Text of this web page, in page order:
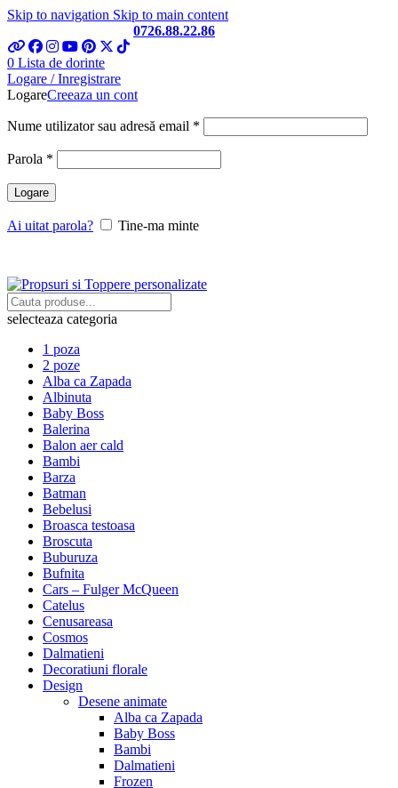
Skip to navigation Skip to main content
0726.88.22.86
0 Lista de dorinte
Logare / Inregistrare
LogareCreeaza un cont
Nume utilizator sau adresă email *
Parola *
Logare
Ai uitat parola? Tine-ma minte
selecteaza categoria
1 poza
2 poze
Alba ca Zapada
Albinuta
Baby Boss
Balerina
Balon aer cald
Bambi
Barza
Batman
Bebelusi
Broasca testoasa
Broscuta
Buburuza
Bufnita
Cars – Fulger McQueen
Catelus
Cenusareasa
Cosmos
Dalmatieni
Decoratiuni florale
Design
Desene animate
Alba ca Zapada
Baby Boss
Bambi
Dalmatieni
Frozen